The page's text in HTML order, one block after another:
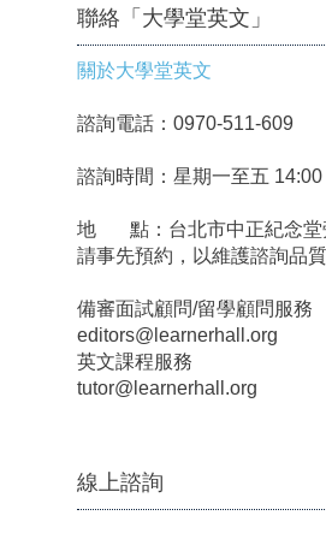
聯絡「大學堂英文」
關於大學堂英文
諮詢電話：0970-511-609
諮詢時間：星期一至五 14:00
地 點：台北市中正紀念堂
請事先預約，以維護諮詢品質
備審面試顧問/留學顧問服務
editors@learnerhall.org
英文課程服務
tutor@learnerhall.org
線上諮詢